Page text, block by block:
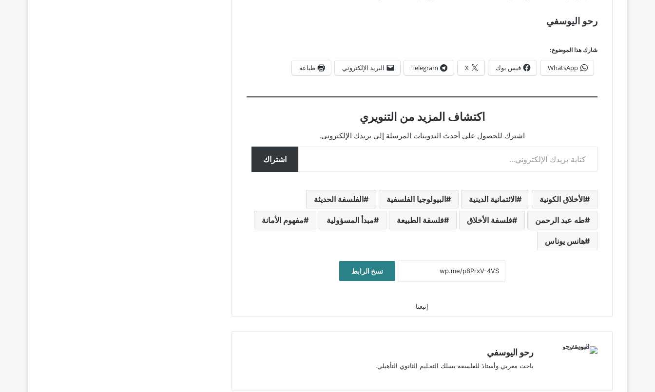
رحو اليوسفي
شارك هذا الموضوع:
WhatsApp فيس بوك X
Telegram البريد الإلكتروني طباعة
اكتشاف المزيد من التنويري
اشترك للحصول على أحدث التدوينات المرسلة إلى بريدك الإلكتروني.
كتابة بريدك الإلكتروني...
اشتراك
الأخلاق الكونية الائتمانية الدينية البيولوجيا الفلسفية الفلسفة الحديثة
طه عبد الرحمن فلسفة الأخلاق فلسفة الطبيعة مبدأ المسؤولية مفهوم الأمانة
هانس يوناس
نسخ الرابط
إتبعنا
رحو اليوسفي
باحث مغربي وأستاذ للفلسفة بسلك التعـليم الثانوي التأهيلي.